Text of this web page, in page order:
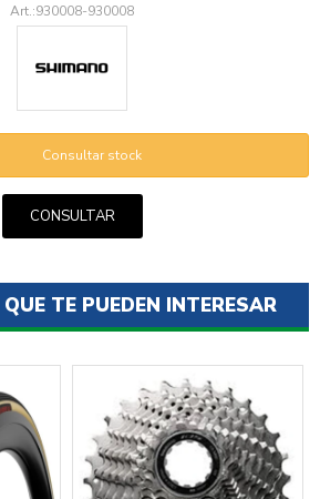
930008-930008
Consultar stock
CONSULTAR
TE PUEDEN INTERESAR